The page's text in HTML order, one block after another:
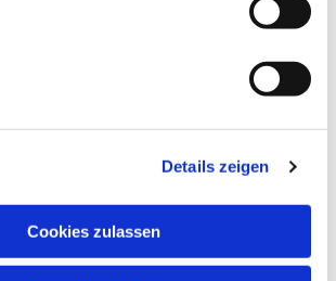
Details zeigen
Cookies zulassen